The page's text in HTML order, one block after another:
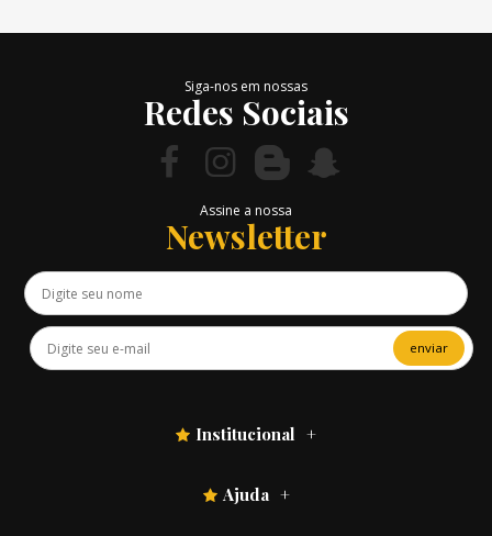
Siga-nos em nossas
Redes Sociais
Assine a nossa
Newsletter
enviar
Institucional
Ajuda